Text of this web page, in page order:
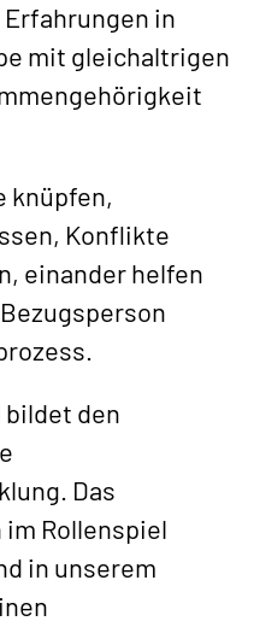
in
mit gleichaltrigen
knüpfen,
Konflikte
einander helfen
bildet den
Das
Rollenspiel
in unserem